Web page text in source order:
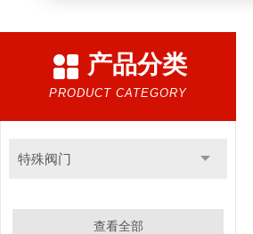
产品分类
PRODUCT CATEGORY
特殊阀门
查看全部